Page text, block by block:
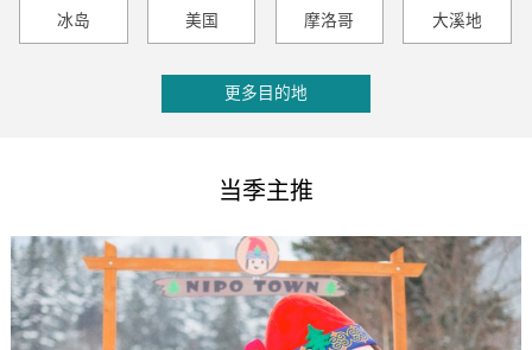
冰岛 美国 摩洛哥 大溪地
更多目的地
当季主推